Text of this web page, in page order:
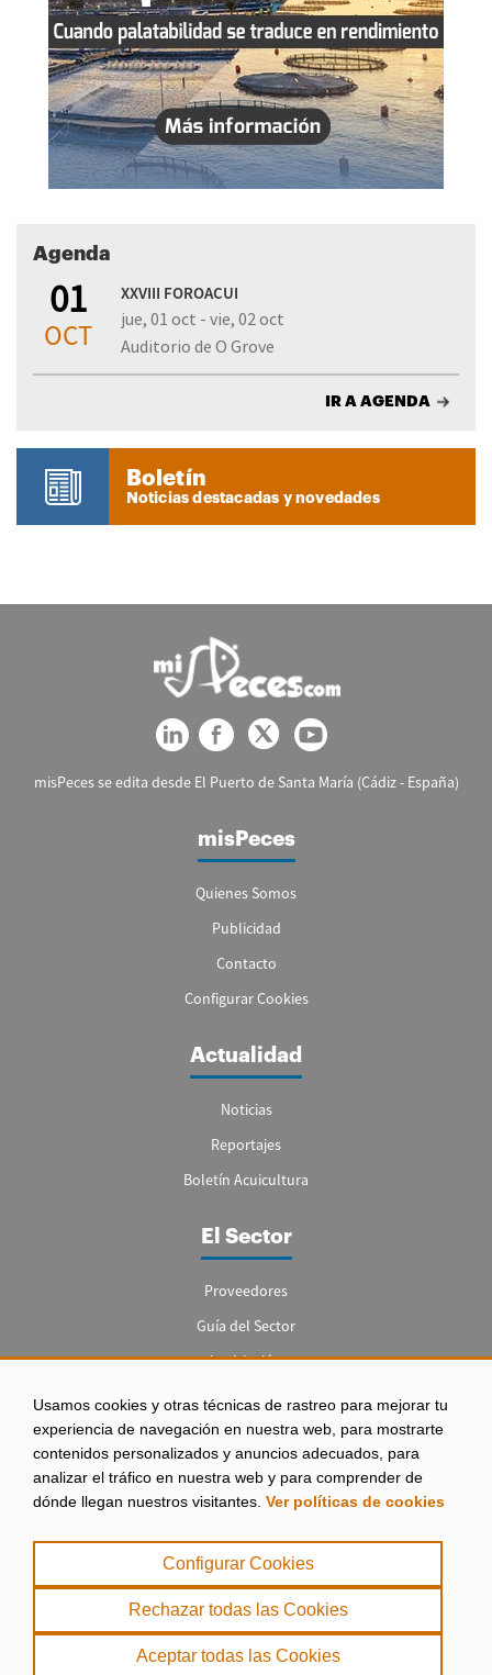
Usamos cookies y otras técnicas de rastreo para mejorar tu
experiencia de navegación en nuestra web, para mostrarte
contenidos personalizados y anuncios adecuados, para
analizar el tráfico en nuestra web y para comprender de
dónde llegan nuestros visitantes. Ver políticas de cookies
Configurar Cookies
Rechazar todas las Cookies
Aceptar todas las Cookies
Agenda
01
OCT
XXVIII FOROACUI
jue, 01 oct - vie, 02 oct
Auditorio de O Grove
IR A AGENDA
Boletín
Noticias destacadas y novedades
misPeces se edita desde El Puerto de Santa María (Cádiz - España)
misPeces
Quienes Somos
Publicidad
Contacto
Configurar Cookies
Actualidad
Noticias
Reportajes
Boletín Acuicultura
El Sector
Proveedores
Guía del Sector
Legislación
Empleo
Aviso legal
|
Política de Privacidad
|